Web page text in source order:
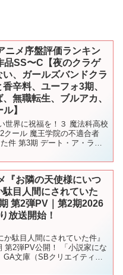
ニメ序盤評価ランキン
品SS〜C【夜のクラゲ
い、ガールズバンドクラ
辛料、ユーフォ3期、
、無職転生、ブルアカ、
】
世界に祝福を！３ 魔法科高校
ール 魔王学院の不適合者
件 第3期 デート・ア・ライ
『お隣の天使様にいつ
駄目人間にされていた
第2弾PV｜第2期2026
放送開始！
駄目人間にされていた件』
第2弾PV公開！ 「小説家にな
文庫（SBクリエイティブ